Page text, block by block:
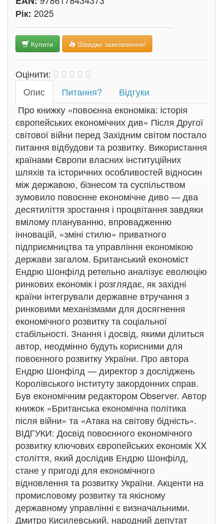
Рік: 2025
Купити Швидке замовлення!
Оцінити:
Oпис
Питання?
Відгуки
Про книжку «повоєнна економіка: історія
європейських економічних див» Після Другої
світової війни перед Західним світом постало
питання відбудови та розвитку. Використання
країнами Європи власних інституційних
шляхів та історичних особливостей відносин
між державою, бізнесом та суспільством
зумовило повоєнне економічне диво — два
десятиліття зростання і процвітання завдяки
вмілому плануванню, впровадженню
інновацій, «зміні стилю» приватного
підприємництва та управління економікою
держави загалом. Британський економіст
Ендрю Шонфілд ретельно аналізує еволюцію
ринкових економік і розглядає, як західні
країни інтегрували державне втручання з
ринковими механізмами для досягнення
економічного розвитку та соціальної
стабільності. Знання і досвід, якими ділиться
автор, неодмінно будуть корисними для
повоєнного розвитку України. Про автора
Ендрю Шонфілд — директор з досліджень
Королівського інституту закордонних справ.
Був економічним редактором Observer. Автор
книжок «Британська економічна політика
після війни» та «Атака на світову бідність».
ВІДГУКИ: Досвід повоєнного економічного
розвитку ключових європейських економік XX
століття, який дослідив Ендрю Шонфілд,
стане у пригоді для економічного
відновлення та розвитку України. Акценти на
промисловому розвитку та якісному
державному управлінні є визначальними.
Дмитро Кисилевський, народний депутат